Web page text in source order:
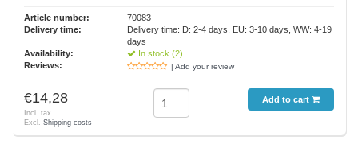
Article number:
70083
Delivery time:
Delivery time: D: 2-4 days, EU: 3-10 days, WW: 4-19
days
Availability:
In stock (2)
Reviews:
| Add your review
€14,28
Incl. tax
Excl. Shipping costs
Add to cart